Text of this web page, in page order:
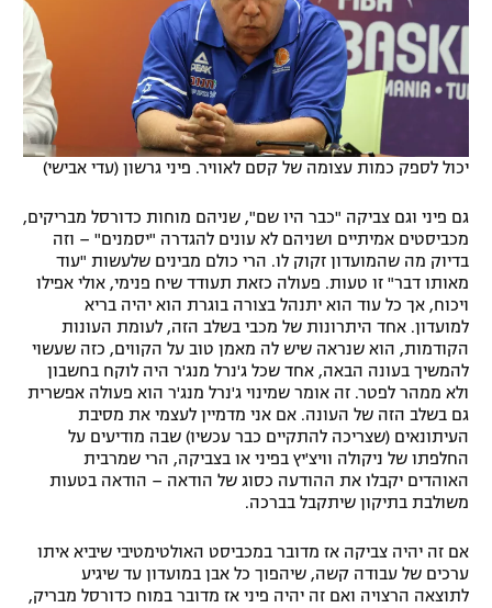
יכול לספק כמות עצומה של קסם לאוויר. פיני גרשון (עדי אבישי)
גם פיני וגם צביקה "כבר היו שם", שניהם מוחות כדורסל מבריקים,
מכביסטים אמיתיים ושניהם לא עונים להגדרה "יסמנים" – וזה
בדיוק מה שהמועדון זקוק לו. הרי כולם מבינים שלעשות "עוד
מאותו דבר" זו טעות. פעולה כזאת תעודד שיח פנימי, אולי אפילו
ויכוח, אך כל עוד הוא יתנהל בצורה בוגרת הוא יהיה בריא
למועדון. אחד היתרונות של מכבי בשלב הזה, לעומת העונות
הקודמות, הוא שנראה שיש לה מאמן טוב על הקווים, כזה שעשוי
להמשיך בעונה הבאה, אחד שכל ג'נרל מנג'ר היה לוקח בחשבון
ולא ממהר לפטר. זה אומר שמינוי ג'נרל מנג'ר הוא פעולה אפשרית
גם בשלב הזה של העונה. אם אני מדמיין לעצמי את מסיבת
העיתונאים (שצריכה להתקיים כבר עכשיו) שבה מודיעים על
החלפתו של ניקולה וויצ'יץ בפיני או בצביקה, הרי שמרבית
האוהדים יקבלו את ההודעה כסוג של הודאה – הודאה בטעות
משולבת בתיקון שיתקבל בברכה.
אם זה יהיה צביקה אז מדובר במכביסט האולטימטיבי שיביא איתו
ערכים של עבודה קשה, שיהפוך כל אבן במועדון עד שיגיע
לתוצאה הרצויה ואם זה יהיה פיני אז מדובר במוח כדורסל מבריק,